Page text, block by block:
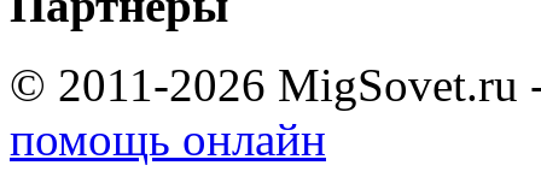
© 2011-2026 MigSovet.ru
помощь онлайн